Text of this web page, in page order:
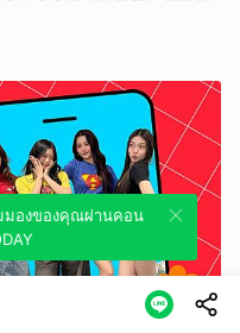
เทนต์นี้บน
มองของคุณผ่านคอน